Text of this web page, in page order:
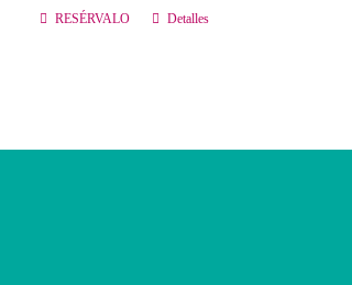
RESÉRVALO Detalles